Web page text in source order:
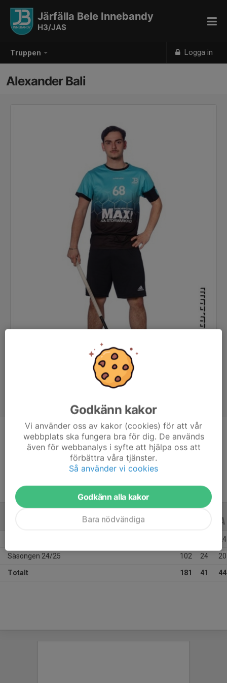
Truppen Logga in
Järfälla Bele Innebandy
H3/JAS
Alexander Bali
Position
Back
16 år
ALLA ÅR
24
Säsongen 24/25 102 24 20
Totalt 181 41 44
Godkänn kakor
Vi använder oss av kakor (cookies) för att vår
webbplats ska fungera bra för dig. De används
även för webbanalys i syfte att hjälpa oss att
förbättra våra tjänster.
Så använder vi cookies
Godkänn alla kakor
Bara nödvändiga